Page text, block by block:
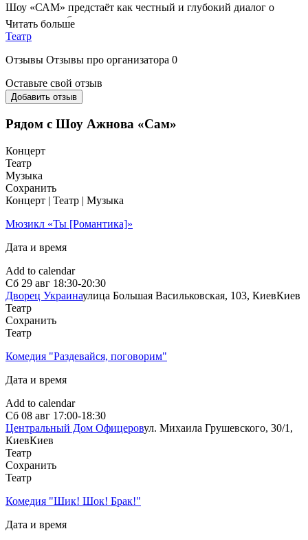
Шоу «САМ» предстаёт как честный и глубокий диалог о
чувствах, любви и одиночестве, в основе которого — тексты
украинской прозы и поэзии XIX–XX веков: от Михаила
Коцюбинского до Богдана-Игоря Антонича. В центре истории
— герой, балансирующий между реальностью и явным
миром: он ищет смыслы, находит любовь и переживает боль
утрат. Сложный образ воплощает Виталий Ажнов —
пластичный и многогранный актёр, известный ролями
Калигулы в одноимённой постановке, Банко в «Макбете» и
Фредери в «Арлезианке». В этом авторском проекте, который
сам исполнитель определяет как экзистенциальный, Виталий
провоцирует зрителя. Вместе с режиссёром Максимом
Свецом артист исследует темы, о которых обычно молчат или
говорят осторожно: уязвимость, искренность в переживании
эмоций, телесность.
периода, оставившего после себя мощный культурный след.
Здесь звучат стихи провокативного футуриста Михайля
Семенко и «короля футуропрерий» Гео Шкурупия, тонкого
лирика Евгения Плужника, а также мастера меланхолии
Богдана-Игоря Антонича и лирика Василия Атаманюка.
Большинство из этих авторов являются представителями
эпохи Расстрелянного возрождения. Это авторы, чьи голоса
не исчезли. И сегодня они звучат особенно пронзительно и
актуально.
Читать больше
Театр
Отзывы Отзывы про организатора 0
Оставьте свой отзыв
Добавить отзыв
Рядом с Шоу Ажнова «Сам»
Концерт
Театр
Музыка
Сохранить
Концерт | Театр | Музыка
Мюзикл «Ты [Романтика]»
Дата и время
Add to calendar
Сб 29 авг 18:30-20:30
Дворец Украинаулица Большая Васильковская, 103, КиевКиев
Театр
Сохранить
Театр
Комедия "Раздевайся, поговорим"
Дата и время
Add to calendar
Сб 08 авг 17:00-18:30
Центральный Дом Офицеровул. Михаила Грушевского, 30/1,
КиевКиев
Театр
Сохранить
Театр
Комедия "Шик! Шок! Брак!"
Дата и время